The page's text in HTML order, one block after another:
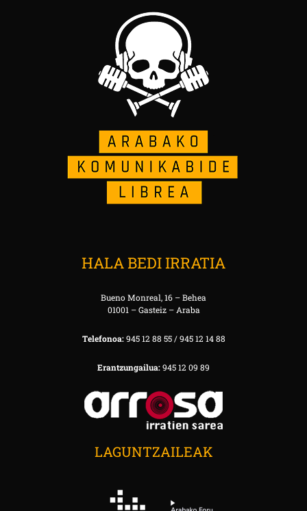
HALA BEDI IRRATIA
Bueno Monreal, 16 – Behea
01001 – Gasteiz – Araba
Telefonoa:945 12 88 55 / 945 12 14 88
Erantzungailua:945 12 09 89
LAGUNTZAILEAK